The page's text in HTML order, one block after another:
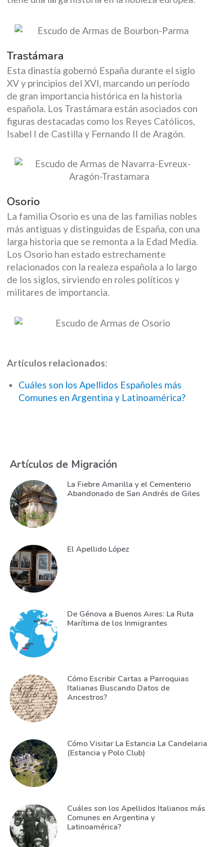
Trastámara
Esta dinastía gobernó España durante el siglo
XV y principios del XVI, marcando un período
de gran importancia histórica en la historia
española. Los Trastámara están asociados con
figuras destacadas como los Reyes Católicos,
Isabel I de Castilla y Fernando II de Aragón.
Osorio
La familia Osorio es una de las familias nobles
más antiguas y distinguidas de España, con una
larga historia que se remonta a la Edad Media.
Los Osorio han estado estrechamente
relacionados con la realeza española a lo largo
de los siglos, sirviendo en roles políticos y
militares de importancia.
Artículos relacionados:
Cuáles son los Apellidos Españoles más
Comunes en Argentina y Latinoamérica?
Artículos de Migración
La Fiebre Amarilla y el Cementerio
Abandonado de San Andrés de Giles
El Apellido López
De Génova a Buenos Aires: La Ruta
Marítima de los Inmigrantes
Cómo Escribir Cartas a Parroquias
Italianas Buscando Datos de
Ancestros?
Cómo Visitar La Estancia La Candelaria
(Estancia y Polo Club)
Cuáles son los Apellidos Italianos más
Comunes en Argentina y
Latinoamérica?